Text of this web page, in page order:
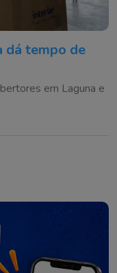
dá tempo de
em Laguna e